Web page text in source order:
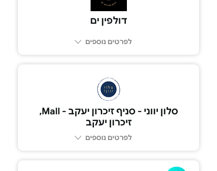
דולפין ים
לפרטים נוספים
סלון יווני - סניף זיכרון יעקב - Mall,
זיכרון יעקב
לפרטים נוספים